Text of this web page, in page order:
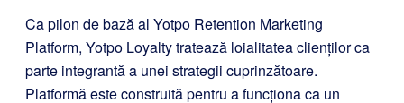
Ca pilon de bază al Yotpo Retention Marketing
Platform, Yotpo Loyalty tratează loialitatea clienților ca
parte integrantă a unei strategii cuprinzătoare.
Platformă este construită pentru a funcționa ca un